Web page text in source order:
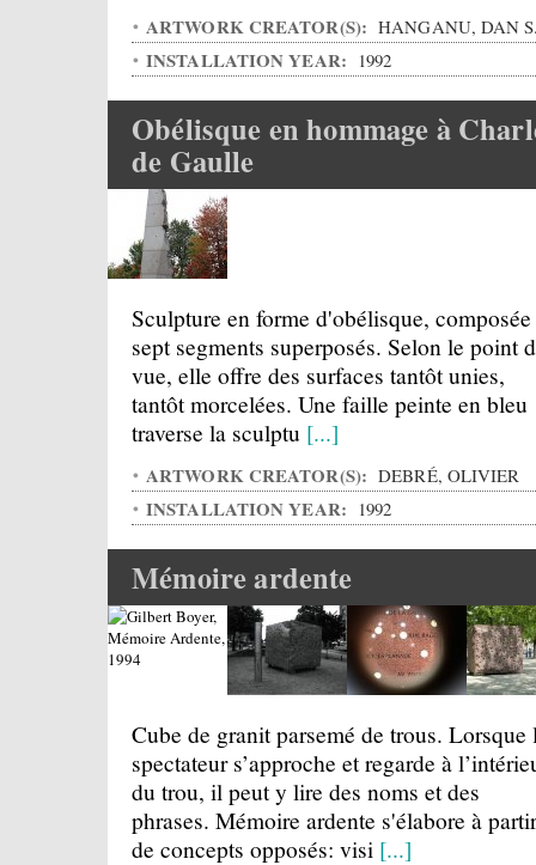
ARTWORK CREATOR(S): HANGANU, DAN
INSTALLATION YEAR: 1992
Obélisque en hommage à
de Gaulle
Sculpture en forme d'obélisque,
sept segments superposés. Selon le point
vue, elle offre des surfaces tantôt unies,
tantôt morcelées. Une faille peinte en bleu
traverse la sculptu [...]
ARTWORK CREATOR(S): DEBRÉ, OLIVIER
INSTALLATION YEAR: 1992
Mémoire ardente
Cube de granit parsemé de trous. Lorsque
spectateur s’approche et regarde à
du trou, il peut y lire des noms et des
phrases. Mémoire ardente s'élabore à partir
de concepts opposés: visi [...]